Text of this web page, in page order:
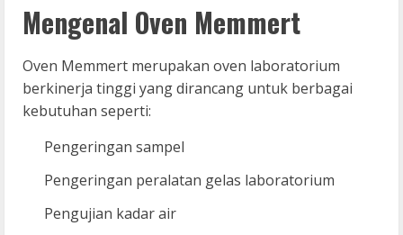
Mengenal Oven Memmert
Oven Memmert merupakan oven laboratorium
berkinerja tinggi yang dirancang untuk berbagai
kebutuhan seperti:
Pengeringan sampel
Pengeringan peralatan gelas laboratorium
Pengujian kadar air